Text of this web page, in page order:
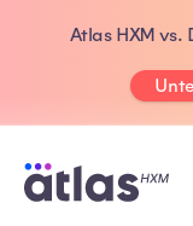
Atlas HXM vs.